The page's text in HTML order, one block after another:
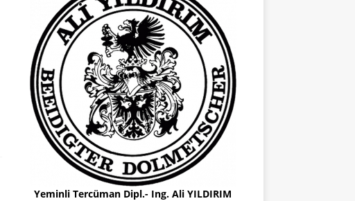
Yeminli Tercüman Dipl.- Ing. Ali YILDIRIM